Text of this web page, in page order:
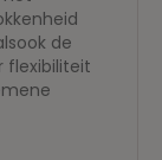
de
flexibiliteit